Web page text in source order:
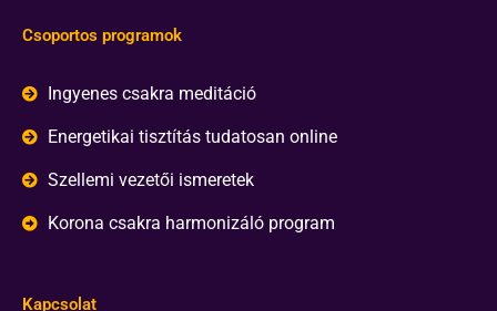
Csoportos programok
Ingyenes csakra meditáció
Energetikai tisztítás tudatosan online
Szellemi vezetői ismeretek
Korona csakra harmonizáló program
Kapcsolat